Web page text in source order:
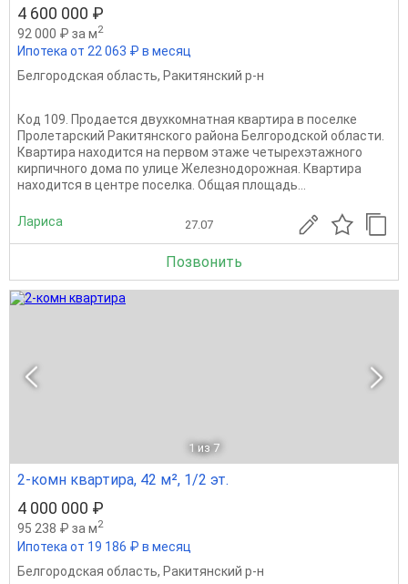
4 600 000 ₽
92 000 ₽ за м2
Ипотека от 22 063 ₽ в месяц
Белгородская область, Ракитянский р-н
Код 109. Продается двухкомнатная квартира в поселке
Пролетарский Ракитянского района Белгородской области.
Квартира находится на первом этаже четырехэтажного
кирпичного дома по улице Железнодорожная. Квартира
находится в центре поселка. Общая площадь...
Лариса 27.07
Позвонить
1 из 7
2-комн квартира, 42 м², 1/2 эт.
4 000 000 ₽
95 238 ₽ за м2
Ипотека от 19 186 ₽ в месяц
Белгородская область, Ракитянский р-н